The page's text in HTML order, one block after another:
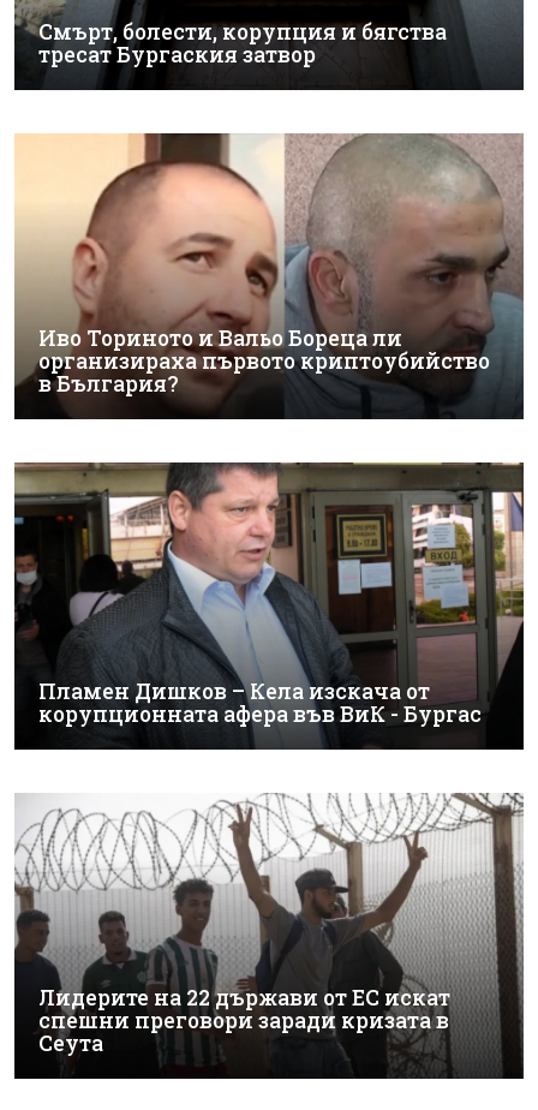
Смърт, болести, корупция и бягства
тресат Бургаския затвор
Иво Ториното и Вальо Бореца ли
организираха първото криптоубийство
в България?
Пламен Дишков – Кела изскача от
корупционната афера във ВиК - Бургас
Лидерите на 22 държави от ЕС искат
спешни преговори заради кризата в
Сеута